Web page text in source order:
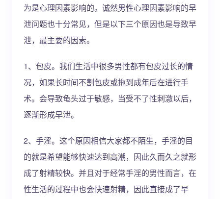
为是心理因素影响的。诚然男性心理因素影响的早
泄问题也十分常见，但是以下三个原因也是导致早
泄，最主要的因素。
1、包皮。我们生活中很多男性都有包皮过长的情
况，如果长时间不割包皮或拖到成年后在进行手
术。会导致龟头过于敏感，当受不了性刺激以后，
逐渐形成早泄。
2、手淫。这个原因相信大家都不陌生，手淫的目
的就是希望能够快速达到高潮，因此久而久之就形
成了射精较快。并且对于经常手淫的男性而言，在
性生活的过程中也会快速射精，因此直接成了早